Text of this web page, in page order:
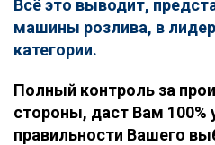
Всё это выводит,
машины розлива, в
категории.
Полный контроль за
стороны, даст Вам 100%
правильности Вашего